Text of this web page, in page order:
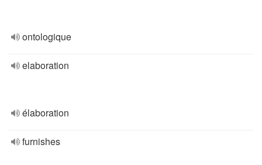
ontologique
elaboration
élaboration
furnishes